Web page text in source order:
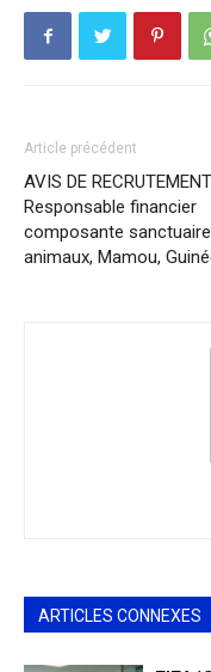
Article précédent
AVIS DE RECRUTEMENT
Responsable financier
composante sanctuaire
animaux, Mamou,
ARTICLES CONNEXES